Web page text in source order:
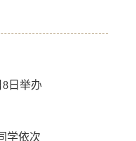
日举办
学依次